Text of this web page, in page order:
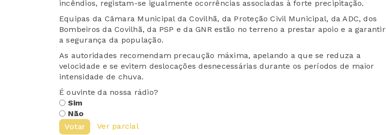
incêndios, registam-se igualmente ocorrências associadas à forte precipitação.
Equipas da Câmara Municipal da Covilhã, da Proteção Civil Municipal, da ADC, dos
Bombeiros da Covilhã, da PSP e da GNR estão no terreno a prestar apoio e a garantir
a segurança da população.
As autoridades recomendam precaução máxima, apelando a que se reduza a
velocidade e se evitem deslocações desnecessárias durante os períodos de maior
intensidade de chuva.
É ouvinte da nossa rádio?
Sim
Não
Votar
Ver parcial